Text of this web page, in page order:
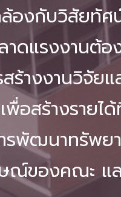
องกับวิสัยทัศ
าดแรงงานต้
ร้างงานวิจัย
พื่อสร้างรา
พัฒนาทรัพยา
ณ์ของคณะ แ